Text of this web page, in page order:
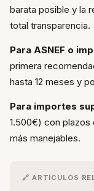
barata posible y la
total transparencia.
Para ASNEF o
primera
hasta 12 meses y
Para importes
1.500€) con plazos
más manejables.
🔗 ARTÍCULOS